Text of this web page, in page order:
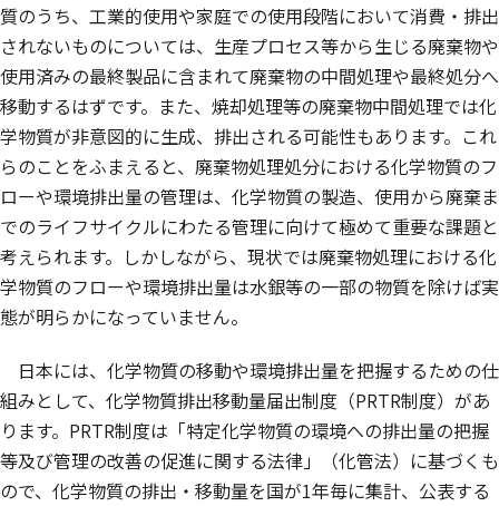
質のうち、工業的使用や家庭での使用段階において消費・排出
されないものについては、生産プロセス等から生じる廃棄物や
使用済みの最終製品に含まれて廃棄物の中間処理や最終処分へ
移動するはずです。また、焼却処理等の廃棄物中間処理では化
学物質が非意図的に生成、排出される可能性もあります。これ
らのことをふまえると、廃棄物処理処分における化学物質のフ
ローや環境排出量の管理は、化学物質の製造、使用から廃棄ま
でのライフサイクルにわたる管理に向けて極めて重要な課題と
考えられます。しかしながら、現状では廃棄物処理における化
学物質のフローや環境排出量は水銀等の一部の物質を除けば実
態が明らかになっていません。
日本には、化学物質の移動や環境排出量を把握するための仕
組みとして、化学物質排出移動量届出制度（PRTR制度）があ
ります。PRTR制度は「特定化学物質の環境への排出量の把握
等及び管理の改善の促進に関する法律」（化管法）に基づくも
ので、化学物質の排出・移動量を国が1年毎に集計、公表する